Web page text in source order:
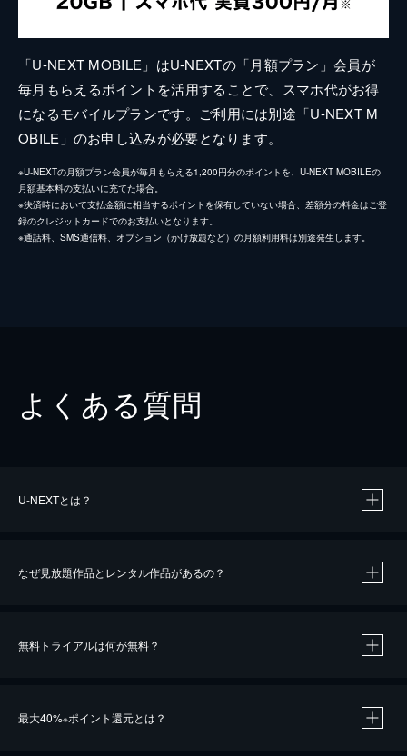
「U-NEXT MOBILE」はU-NEXTの「月額プラン」会員が
毎月もらえるポイントを活用することで、スマホ代がお得
になるモバイルプランです。ご利用には別途「U-NEXT M
OBILE」のお申し込みが必要となります。
※U-NEXTの月額プラン会員が毎月もらえる1,200円分のポイントを、U-NEXT MOBILEの
月額基本料の支払いに充てた場合。
※決済時において支払金額に相当するポイントを保有していない場合、差額分の料金はご登
録のクレジットカードでのお支払いとなります。
※通話料、SMS通信料、オプション（かけ放題など）の月額利用料は別途発生します。
よくある質問
U-NEXTとは？
なぜ見放題作品とレンタル作品があるの？
無料トライアルは何が無料？
最大40%※ポイント還元とは？